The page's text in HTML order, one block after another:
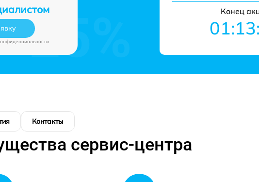
Конец
Контакты
сервис-центра